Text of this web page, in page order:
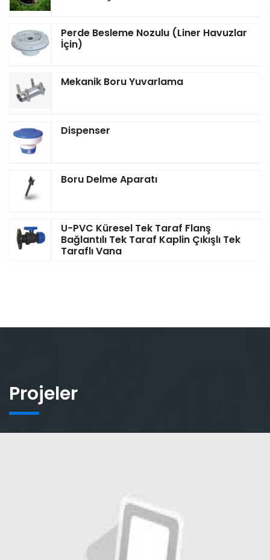
Perde Besleme Nozulu (Liner Havuzlar
İçin)
Mekanik Boru Yuvarlama
Dispenser
Boru Delme Aparatı
U-PVC Küresel Tek Taraf Flanş
Bağlantılı Tek Taraf Kaplin Çıkışlı Tek
Taraflı Vana
Projeler